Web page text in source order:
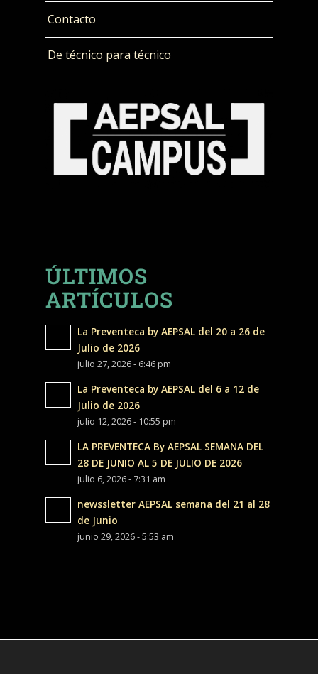
Contacto
De técnico para técnico
ÚLTIMOS
ARTÍCULOS
La Preventeca by AEPSAL del 20 a 26 de
Julio de 2026
julio 27, 2026 - 6:46 pm
La Preventeca by AEPSAL del 6 a 12 de
Julio de 2026
julio 12, 2026 - 10:55 pm
LA PREVENTECA By AEPSAL SEMANA DEL
28 DE JUNIO AL 5 DE JULIO DE 2026
julio 6, 2026 - 7:31 am
newssletter AEPSAL semana del 21 al 28
de Junio
junio 29, 2026 - 5:53 am